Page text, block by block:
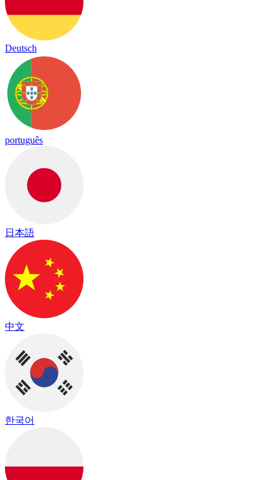
Deutsch
português
日本語
中文
한국어